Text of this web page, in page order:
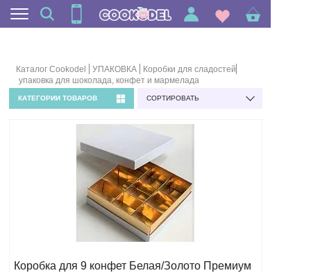
Каталог Cookodel УПАКОВКА
Коробки для сладостей
упаковка для шоколада, конфет и мармелада
КАТЕГОРИИ ТОВАРОВ СОРТИРОВАТЬ
Коробка для 9 конфет Белая/Золото Премиум